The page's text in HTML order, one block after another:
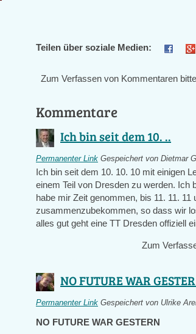
Teilen über soziale Medien:
Zum Verfassen von Kommentaren bitte
Kommentare
Ich bin seit dem 10. ..
Permanenter Link Gespeichert vonDietmar
Ich bin seit dem 10. 10. 10 mit einigen
einem Teil von Dresden zu werden.
habe mir Zeit genommen, bis 11. 11.
zusammenzubekommen, so dass wir
alles gut geht eine TT Dresden offiziell
Zum
NO FUTURE WAR
Permanenter Link Gespeichert von Ulrike
NO FUTURE WAR GESTERN